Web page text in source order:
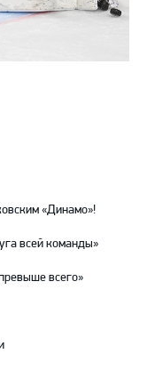
«Динамо»!
всей команды»
всего»